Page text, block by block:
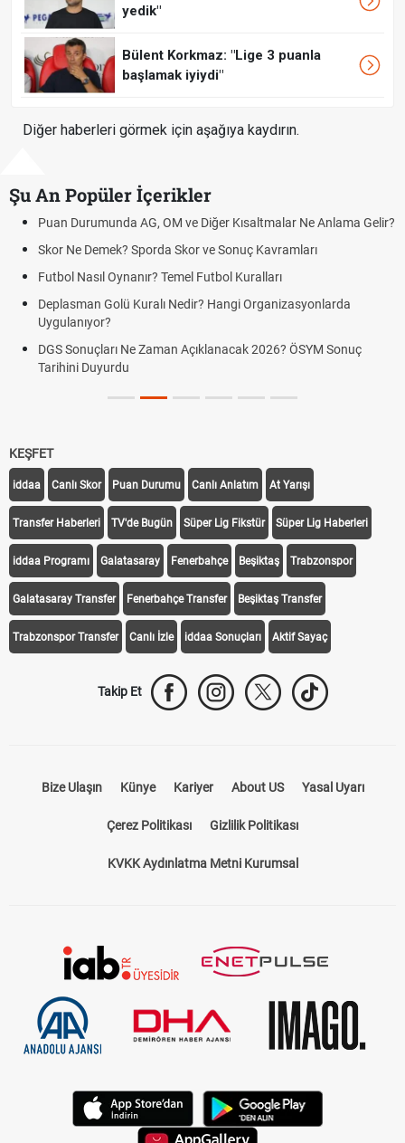
yedik"
Bülent Korkmaz: "Lige 3 puanla
başlamak iyiydi"
Diğer haberleri görmek için aşağıya kaydırın.
Şu An Popüler İçerikler
Puan Durumunda AG, OM ve Diğer Kısaltmalar Ne Anlama Gelir?
Skor Ne Demek? Sporda Skor ve Sonuç Kavramları
Futbol Nasıl Oynanır? Temel Futbol Kuralları
Deplasman Golü Kuralı Nedir? Hangi Organizasyonlarda
Uygulanıyor?
DGS Sonuçları Ne Zaman Açıklanacak 2026? ÖSYM Sonuç
Tarihini Duyurdu
KEŞFET
iddaa Canlı Skor Puan Durumu Canlı Anlatım At Yarışı
Transfer Haberleri TV'de Bugün Süper Lig Fikstür Süper Lig Haberleri
iddaa Programı Galatasaray Fenerbahçe Beşiktaş Trabzonspor
Galatasaray Transfer Fenerbahçe Transfer Beşiktaş Transfer
Trabzonspor Transfer Canlı İzle iddaa Sonuçları Aktif Sayaç
Takip Et
Bize Ulaşın Künye Kariyer About US Yasal Uyarı
Çerez Politikası Gizlilik Politikası
KVKK Aydınlatma Metni Kurumsal